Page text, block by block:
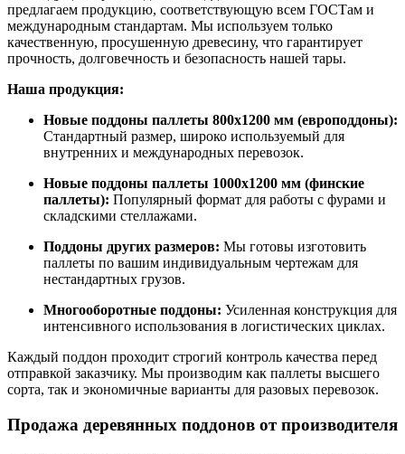
предлагаем продукцию, соответствующую всем ГОСТам и
международным стандартам. Мы используем только
качественную, просушенную древесину, что гарантирует
прочность, долговечность и безопасность нашей тары.
Наша продукция:
Новые поддоны паллеты 800х1200 мм (европоддоны):
Стандартный размер, широко используемый для
внутренних и международных перевозок.
Новые поддоны паллеты 1000х1200 мм (финские
паллеты): Популярный формат для работы с фурами и
складскими стеллажами.
Поддоны других размеров: Мы готовы изготовить
паллеты по вашим индивидуальным чертежам для
нестандартных грузов.
Многооборотные поддоны: Усиленная конструкция для
интенсивного использования в логистических циклах.
Каждый поддон проходит строгий контроль качества перед
отправкой заказчику. Мы производим как паллеты высшего
сорта, так и экономичные варианты для разовых перевозок.
Продажа деревянных поддонов от производителя